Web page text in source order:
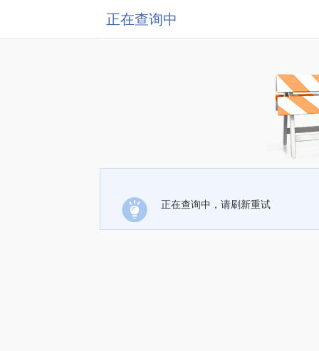
正在查询中
正在查询中，请刷新重试